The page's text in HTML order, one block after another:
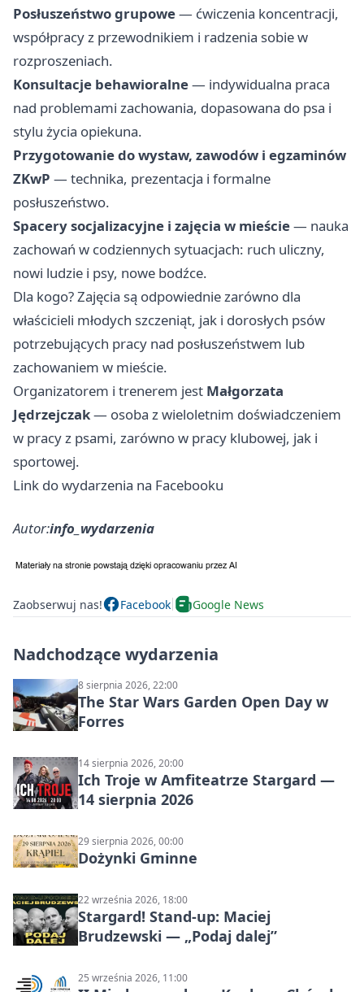
Posłuszeństwo grupowe— ćwiczenia koncentracji,
współpracy z przewodnikiem i radzenia sobie w
rozproszeniach.
Konsultacje behawioralne— indywidualna praca
nad problemami zachowania, dopasowana do psa i
stylu życia opiekuna.
Przygotowanie do wystaw, zawodów i egzaminów
ZKwP — technika, prezentacja i formalne
posłuszeństwo.
Spacery socjalizacyjne i zajęcia w mieście— nauka
zachowań w codziennych sytuacjach: ruch uliczny,
nowi ludzie i psy, nowe bodźce.
Dla kogo? Zajęcia są odpowiednie zarówno dla
właścicieli młodych szczeniąt, jak i dorosłych psów
potrzebujących pracy nad posłuszeństwem lub
zachowaniem w mieście.
Organizatorem i trenerem jest Małgorzata
Jędrzejczak— osoba z wieloletnim doświadczeniem
w pracy z psami, zarówno w pracy klubowej, jak i
sportowej.
Link do wydarzenia na Facebooku
Autor:info_wydarzenia
Zaobserwuj nas! Facebook Google News
Nadchodzące wydarzenia
8 sierpnia 2026, 22:00
The Star Wars Garden Open Day w
Forres
14 sierpnia 2026, 20:00
Ich Troje w Amfiteatrze Stargard —
14 sierpnia 2026
29 sierpnia 2026, 00:00
Dożynki Gminne
22 września 2026, 18:00
Stargard! Stand-up: Maciej
Brudzewski — „Podaj dalej”
25 września 2026, 11:00